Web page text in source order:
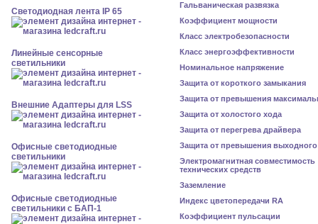
Светодиодная лента IP 65
Линейные сенсорные
светильники
Внешние Адаптеры для LSS
Офисные светодиодные
светильники
Офисные светодиодные
светильники с БАП-1
Гальваническая развязка
Коэффициент мощности
Класс электробезопасности
Класс энергоэффективности
Номинальное напряжение
Защита от короткого замыкания
Защита от превышения
Защита от холостого хода
Защита от перегрева драйвера
Защита от превышения
Электромагнитная совместимость
технических средств
Заземление
Индекс цветопередачи RA
Коэффициент пульсации